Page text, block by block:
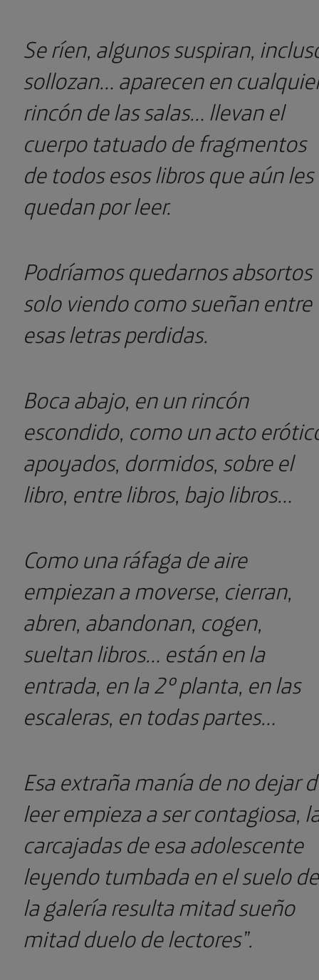
Se ríen, algunos suspiran,
sollozan… aparecen en
rincón de las salas… llevan el
cuerpo tatuado de fragmentos
de todos esos libros que aún les
quedan por leer.
Podríamos quedarnos absortos
solo viendo como sueñan entre
esas letras perdidas.
Boca abajo, en un rincón
escondido, como un acto
apoyados, dormidos, sobre el
libro, entre libros, bajo libros…
Como una ráfaga de aire
empiezan a moverse, cierran,
abren, abandonan, cogen,
sueltan libros… están en la
entrada, en la 2º planta, en las
escaleras, en todas partes…
Esa extraña manía de no dejar
leer empieza a ser contagiosa,
carcajadas de esa adolescente
leyendo tumbada en el suelo de
la galería resulta mitad sueño
mitad duelo de lectores”.